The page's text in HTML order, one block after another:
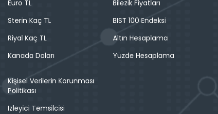
Euro TL
Sterin Kaç TL
Riyal Kaç TL
Kanada Doları
Bilezik Fiyatları
BIST 100 Endeksi
Altın Hesaplama
Yüzde Hesaplama
Kişisel Verilerin Korunması
Politikası
İzleyici Temsilcisi